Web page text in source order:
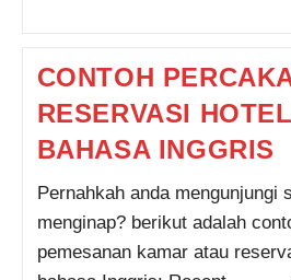
CONTOH
RESERVASI
BAHASA INGGRIS
Pernahkah anda mengunjungi
menginap? berikut adalah
pemesanan kamar atau